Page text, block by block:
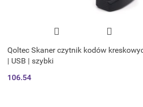
Qoltec Skaner czytnik kodów
| USB | szybki
106.54